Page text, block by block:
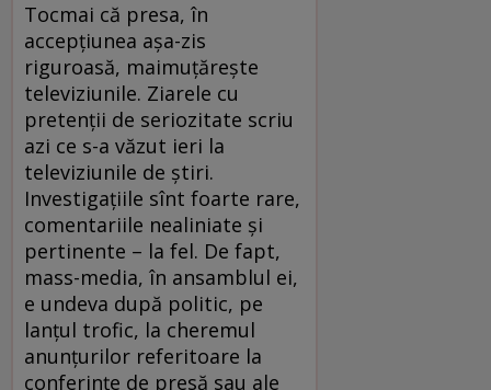
Tocmai că presa, în
accepţiunea aşa-zis
riguroasă, maimuţăreşte
televiziunile. Ziarele cu
pretenţii de seriozitate scriu
azi ce s-a văzut ieri la
televiziunile de ştiri.
Investigaţiile sînt foarte rare,
comentariile nealiniate şi
pertinente – la fel. De fapt,
mass-media, în ansamblul ei,
e undeva după politic, pe
lanţul trofic, la cheremul
anunţurilor referitoare la
conferinţe de presă sau ale